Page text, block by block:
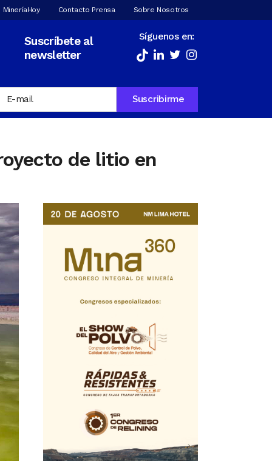
MineríaHoy Contacto Prensa Sobre Nosotros
Suscríbete al
newsletter
Síguenos en:
de litio en